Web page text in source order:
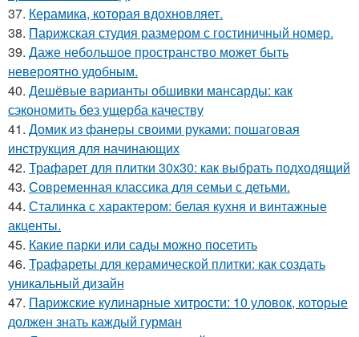
37. Керамика, которая вдохновляет.
38. Парижская студия размером с гостиничный номер.
39. Даже небольшое пространство может быть
невероятно удобным.
40. Дешёвые варианты обшивки мансарды: как
сэкономить без ущерба качеству
41. Домик из фанеры своими руками: пошаговая
инструкция для начинающих
42. Трафарет для плитки 30х30: как выбрать подходящий
43. Современная классика для семьи с детьми.
44. Сталинка с характером: белая кухня и винтажные
акценты.
45. Какие парки или сады можно посетить
46. Трафареты для керамической плитки: как создать
уникальный дизайн
47. Парижские кулинарные хитрости: 10 уловок, которые
должен знать каждый гурман